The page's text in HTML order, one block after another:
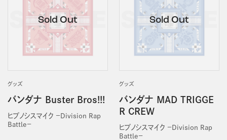
グッズ
バンダナ Buster Bros!!!
ヒプノシスマイク －Division Rap
Battle－
グッズ
バンダナ MAD TRIGGE
R CREW
ヒプノシスマイク －Division Rap
Battle－